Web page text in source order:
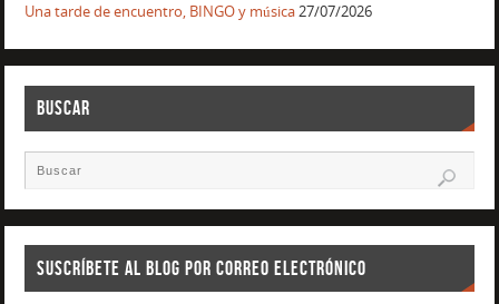
Una tarde de encuentro, BINGO y música27/07/2026
BUSCAR
SUSCRÍBETE AL BLOG POR CORREO ELECTRÓNICO